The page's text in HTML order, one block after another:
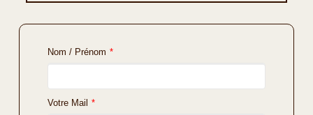
Nom / Prénom *
Votre Mail *